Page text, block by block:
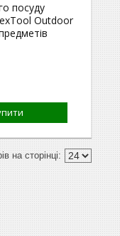
посуду
Outdoor